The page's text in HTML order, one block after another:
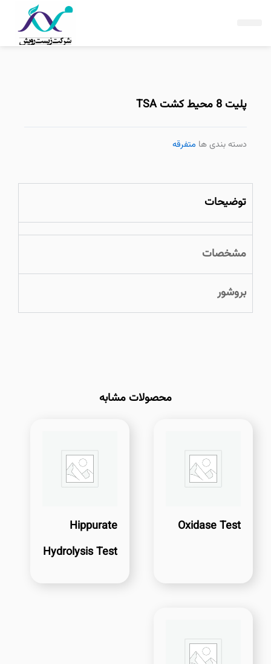
پلیت 8 محیط کشت TSA
دسته بندی ها متفرقه
توضیحات
مشخصات
بروشور
محصولات مشابه
Oxidase Test
Hippurate
Hydrolysis Test